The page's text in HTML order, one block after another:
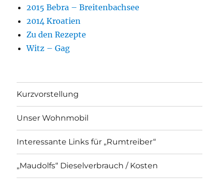
2015 Bebra – Breitenbachsee
2014 Kroatien
Zu den Rezepte
Witz – Gag
Kurzvorstellung
Unser Wohnmobil
Interessante Links für „Rumtreiber“
„Maudolfs“ Dieselverbrauch / Kosten